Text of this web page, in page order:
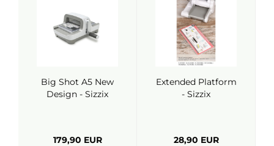
Big Shot A5 New
Design - Sizzix
179,90 EUR
Extended Platform
- Sizzix
28,90 EUR